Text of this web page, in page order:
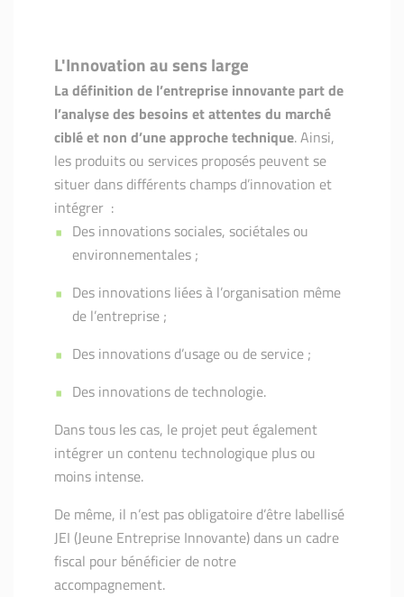
L'Innovation au sens large
La définition de l’entreprise innovante part de
l’analyse des besoins et attentes du marché
ciblé et non d’une approche technique. Ainsi,
les produits ou services proposés peuvent se
situer dans différents champs d’innovation et
intégrer :
Des innovations sociales, sociétales ou
environnementales ;
Des innovations liées à l’organisation même
de l’entreprise ;
Des innovations d’usage ou de service ;
Des innovations de technologie.
Dans tous les cas, le projet peut également
intégrer un contenu technologique plus ou
moins intense.
De même, il n’est pas obligatoire d’être labellisé
JEI (Jeune Entreprise Innovante) dans un cadre
fiscal pour bénéficier de notre
accompagnement.